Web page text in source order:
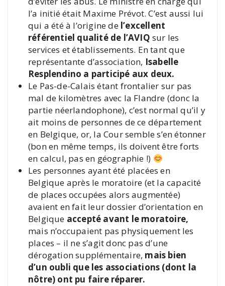
l’a initié était Maxime Prévot. C’est aussi lui
qui a été à l’origine de l’excellent
référentiel qualité de l’AVIQ sur les
services et établissements. En tant que
représentante d’association, Isabelle
Resplendino a participé aux deux.
Le Pas-de-Calais étant frontalier sur pas
mal de kilomètres avec la Flandre (donc la
partie néerlandophone), c’est normal qu’il y
ait moins de personnes de ce département
en Belgique, or, la Cour semble s’en étonner
(bon en même temps, ils doivent être forts
en calcul, pas en géographie !)
Les personnes ayant été placées en
Belgique après le moratoire (et la capacité
de places occupées alors augmentée)
avaient en fait leur dossier d’orientation en
Belgique accepté avant le moratoire,
mais n’occupaient pas physiquement les
places – il ne s’agit donc pas d’une
dérogation supplémentaire, mais bien
d’un oubli que les associations (dont la
nôtre) ont pu faire réparer.